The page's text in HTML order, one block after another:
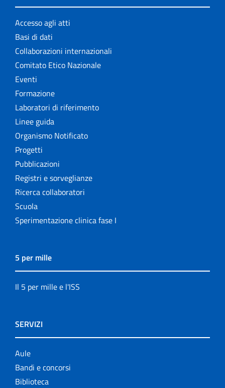
Accesso agli atti
Basi di dati
Collaborazioni internazionali
Comitato Etico Nazionale
Eventi
Formazione
Laboratori di riferimento
Linee guida
Organismo Notificato
Progetti
Pubblicazioni
Registri e sorveglianze
Ricerca collaboratori
Scuola
Sperimentazione clinica fase I
5 per mille
Il 5 per mille e l'ISS
SERVIZI
Aule
Bandi e concorsi
Biblioteca